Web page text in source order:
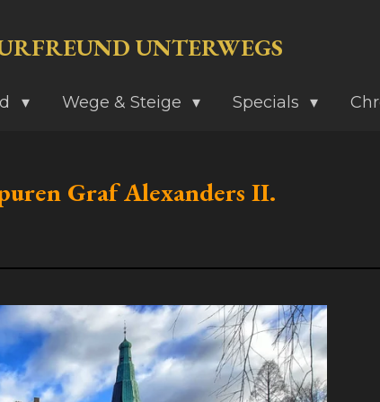
UNTERWEGS
Wege & Steige Specials
Graf Alexanders II.